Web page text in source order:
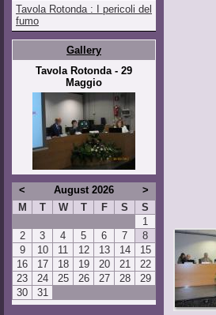
Tavola Rotonda : I pericoli del
fumo
Gallery
Tavola Rotonda - 29
Maggio
< August 2026
>
M
T W T F S
S
1
2
3 4 5 6 7
8
9
10 11 12 13 14
15
16
17 18 19 20 21
22
23
24 25 26 27 28
29
30
31